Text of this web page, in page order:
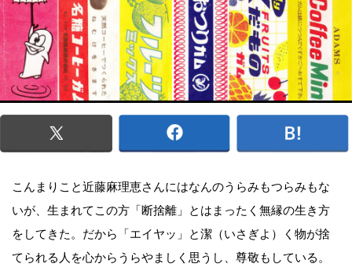
こんまりこと近藤麻理恵さんにはなんのうらみもつらみもな
いが、生まれてこの方「断捨離」とはまったく無縁の生き方
をしてきた。だから「エイヤッ」と潔（いさぎよ）く物が捨
てられる人を心からうらやましく思うし、尊敬もしている。